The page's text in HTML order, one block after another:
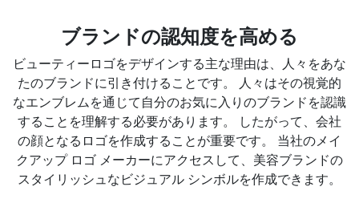
ブランドの認知度を高める
ビューティーロゴをデザインする主な理由は、人々をあな
たのブランドに引き付けることです。 人々はその視覚的
なエンブレムを通じて自分のお気に入りのブランドを認識
することを理解する必要があります。 したがって、会社
の顔となるロゴを作成することが重要です。 当社のメイ
クアップ ロゴ メーカーにアクセスして、美容ブランドの
スタイリッシュなビジュアル シンボルを作成できます。